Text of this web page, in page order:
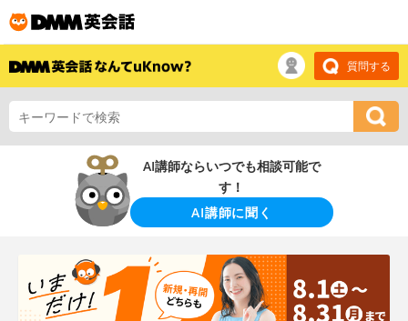
質問する
AI講師ならいつでも相談可能で
す！
AI講師に聞く